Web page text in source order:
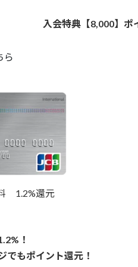
入会特典【8,000】ポ
ら
1.2%還元
！
でもポイント還元！